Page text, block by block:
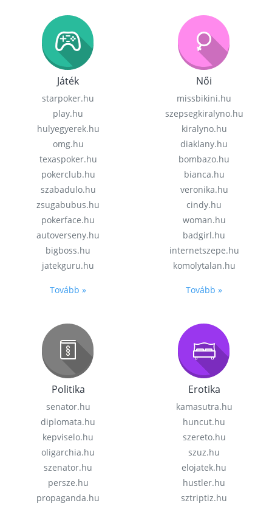
Játék
starpoker.hu
play.hu
hulyegyerek.hu
omg.hu
texaspoker.hu
pokerclub.hu
szabadulo.hu
zsugabubus.hu
pokerface.hu
autoverseny.hu
bigboss.hu
jatekguru.hu
Tovább »
Női
missbikini.hu
szepsegkiralyno.hu
kiralyno.hu
diaklany.hu
bombazo.hu
bianca.hu
veronika.hu
cindy.hu
woman.hu
badgirl.hu
internetszepe.hu
komolytalan.hu
Tovább »
Politika
senator.hu
diplomata.hu
kepviselo.hu
oligarchia.hu
szenator.hu
persze.hu
propaganda.hu
Erotika
kamasutra.hu
huncut.hu
szereto.hu
szuz.hu
elojatek.hu
hustler.hu
sztriptiz.hu